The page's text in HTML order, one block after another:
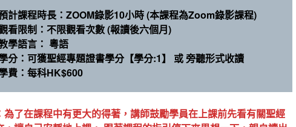
計課程時長：ZOOM錄影10小時 (本課程為Zoom錄影課程)
看限制：不限觀看次數 (報讀後六個月)
學語言： 粵語
分：可獲聖經專題證書學分【學分:1】 或 旁聽形式收讀
費：每科HK$600
為了在課程中有更大的得著，講師鼓勵學員在上課前先看有關聖經